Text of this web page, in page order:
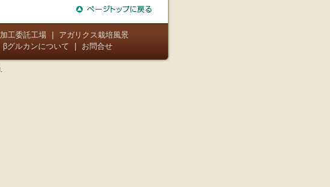
加工委託工場
アガリクス栽培風景
βグルカンについて お問合せ